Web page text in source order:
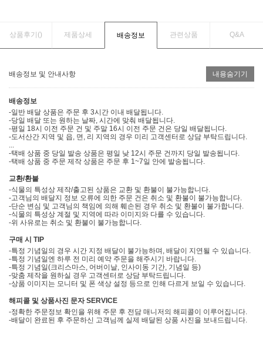
상품후기() 제품상세 배송정보 관련상품 Q&A
배송정보 및 안내사항 내용숨기기
배송정보
-일반 배달 상품은 주문 후 3시간 이내 배달됩니다.
-당일 배달 또는 원하는 날짜, 시간에 맞춰 배달됩니다.
-평일 18시 이전 주문 건 및 주말 16시 이전 주문 건은 당일 배달됩니다.
-도서산간 지역 및 읍, 면, 리 지역의 경우 미리 고객센터로 상담 부탁드립니다.
-택배 상품 중 당일 발송 상품은 평일 낮 12시 주문 건까지 당일 발송됩니다.
-택배 상품 중 주문 제작 상품은 주문 후 1~7일 안에 발송됩니다.
교환/환불
-식물의 특성상 제작/출고된 상품은 교환 및 환불이 불가능합니다.
-고객님의 배달지 정보 오류에 의한 주문 건은 취소 및 환불이 불가능합니다.
-단순 변심 및 고객님의 책임에 의해 훼손된 경우 취소 및 환불이 불가합니다.
-식물의 특성상 계절 및 지역에 따라 이미지와 다를 수 있습니다.
-위 사유로는 취소 및 환불이 불가능합니다.
구매 시 TIP
-특정 기념일의 경우 시간 지정 배달이 불가능하며, 배달이 지연될 수 있습니다.
-특정 기념일엔 하루 전 미리 예약 주문을 해주시기 바랍니다.
-특정 기념일(크리스마스, 어버이날, 인사이동 기간, 기념일 등)
-맞춤 제작을 원하실 경우 고객센터로 상담 부탁드립니다.
-상품 이미지는 모니터 및 폰 색상 설정 등으로 인해 다르게 보일 수 있습니다.
해피콜 및 상품사진 문자 SERVICE
-정확한 주문정보 확인을 위해 주문 후 전담 매니저의 해피콜이 이루어집니다.
-배달이 완료된 후 주문하신 고객님께 실제 배달된 상품 사진을 보내드립니다.